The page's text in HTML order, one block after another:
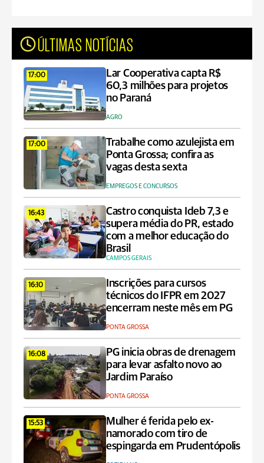
ÚLTIMAS NOTÍCIAS
17:00
Lar Cooperativa capta R$
60,3 milhões para projetos
no Paraná
AGRO
17:00
Trabalhe como azulejista em
Ponta Grossa; confira as
vagas desta sexta
EMPREGOS E CONCURSOS
16:43
Castro conquista Ideb 7,3 e
supera média do PR, estado
com a melhor educação do
Brasil
CAMPOS GERAIS
16:10
Inscrições para cursos
técnicos do IFPR em 2027
encerram neste mês em PG
PONTA GROSSA
16:08
PG inicia obras de drenagem
para levar asfalto novo ao
Jardim Paraíso
PONTA GROSSA
15:53
Mulher é ferida pelo ex-
namorado com tiro de
espingarda em Prudentópolis